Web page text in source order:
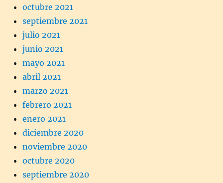
octubre 2021
septiembre 2021
julio 2021
junio 2021
mayo 2021
abril 2021
marzo 2021
febrero 2021
enero 2021
diciembre 2020
noviembre 2020
octubre 2020
septiembre 2020